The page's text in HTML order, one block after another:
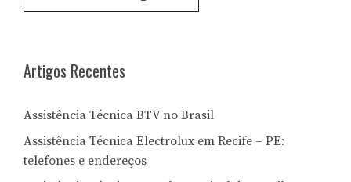
Artigos Recentes
Assistência Técnica BTV no Brasil
Assistência Técnica Electrolux em Recife – PE:
telefones e endereços